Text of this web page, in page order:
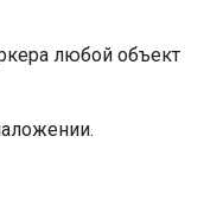
любой объект